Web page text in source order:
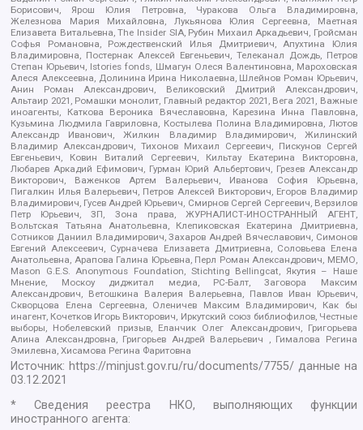
Борисович, Ярош Юлия Петровна, Чуракова Ольга Владимировна,
Железнова Мария Михайловна, Лукьянова Юлия Сергеевна, Маетная
Елизавета Витальевна, The Insider SIA, Рубин Михаил Аркадьевич, Гройсман
Софья Романовна, Рождественский Илья Дмитриевич, Апухтина Юлия
Владимировна, Постернак Алексей Евгеньевич, Телеканал Дождь, Петров
Степан Юрьевич, Istories fonds, Шмагун Олеся Валентиновна, Мароховская
Алеся Алексеевна, Долинина Ирина Николаевна, Шлейнов Роман Юрьевич,
Анин Роман Александрович, Великовский Дмитрий Александрович,
Альтаир 2021, Ромашки монолит, Главный редактор 2021, Вега 2021, Важные
иноагенты, Каткова Вероника Вячеславовна, Карезина Инна Павловна,
Кузьмина Людмила Гавриловна, Костылева Полина Владимировна, Лютов
Александр Иванович, Жилкин Владимир Владимирович, Жилинский
Владимир Александрович, Тихонов Михаил Сергеевич, Пискунов Сергей
Евгеньевич, Ковин Виталий Сергеевич, Кильтау Екатерина Викторовна,
Любарев Аркадий Ефимович, Гурман Юрий Альбертович, Грезев Александр
Викторович, Важенков Артем Валерьевич, Иванова София Юрьевна,
Пигалкин Илья Валерьевич, Петров Алексей Викторович, Егоров Владимир
Владимирович, Гусев Андрей Юрьевич, Смирнов Сергей Сергеевич, Верзилов
Петр Юрьевич, ЗП, Зона права, ЖУРНАЛИСТ-ИНОСТРАННЫЙ АГЕНТ,
Вольтская Татьяна Анатольевна, Клепиковская Екатерина Дмитриевна,
Сотников Даниил Владимирович, Захаров Андрей Вячеславович, Симонов
Евгений Алексеевич, Сурначева Елизавета Дмитриевна, Соловьева Елена
Анатольевна, Арапова Галина Юрьевна, Перл Роман Александрович, МЕМО,
Mason G.E.S. Anonymous Foundation, Stichting Bellingcat, Якутия – Наше
Мнение, Москоу диджитал медиа, РС-Балт, Заговора Максим
Александрович, Ветошкина Валерия Валерьевна, Павлов Иван Юрьевич,
Скворцова Елена Сергеевна, Оленичев Максим Владимирович, Как бы
инагент, Кочетков Игорь Викторович, Иркутский союз библиофилов, Честные
выборы, Нобелевский призыв, Еланчик Олег Александрович, Григорьева
Алина Александровна, Григорьев Андрей Валерьевич , Гималова Регина
Эмилевна, Хисамова Регина Фаритовна
Источник: https://minjust.gov.ru/ru/documents/7755/ данные на
03.12.2021
* Сведения реестра НКО, выполняющих функции
иностранного агента: